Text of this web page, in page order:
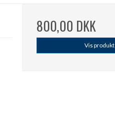
800,00 DKK
Vis produkt